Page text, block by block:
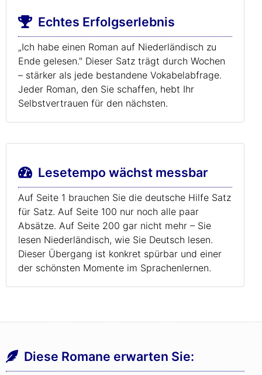
Echtes Erfolgserlebnis
„Ich habe einen Roman auf Niederländisch zu
Ende gelesen." Dieser Satz trägt durch Wochen
– stärker als jede bestandene Vokabelabfrage.
Jeder Roman, den Sie schaffen, hebt Ihr
Selbstvertrauen für den nächsten.
Lesetempo wächst messbar
Auf Seite 1 brauchen Sie die deutsche Hilfe Satz
für Satz. Auf Seite 100 nur noch alle paar
Absätze. Auf Seite 200 gar nicht mehr – Sie
lesen Niederländisch, wie Sie Deutsch lesen.
Dieser Übergang ist konkret spürbar und einer
der schönsten Momente im Sprachenlernen.
Diese Romane erwarten Sie: